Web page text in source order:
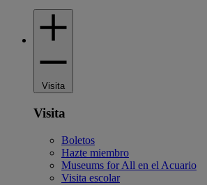
Visita
Visita
Boletos
Hazte miembro
Museums for All en el Acuario
Visita escolar